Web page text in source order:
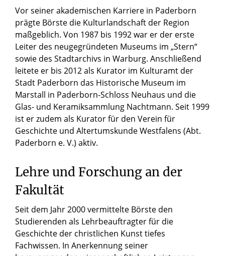
Vor seiner akademischen Karriere in Paderborn
prägte Börste die Kulturlandschaft der Region
maßgeblich. Von 1987 bis 1992 war er der erste
Leiter des neugegründeten Museums im „Stern“
sowie des Stadtarchivs in Warburg. Anschließend
leitete er bis 2012 als Kurator im Kulturamt der
Stadt Paderborn das Historische Museum im
Marstall in Paderborn-Schloss Neuhaus und die
Glas- und Keramiksammlung Nachtmann. Seit 1999
ist er zudem als Kurator für den Verein für
Geschichte und Altertumskunde Westfalens (Abt.
Paderborn e. V.) aktiv.
Lehre und Forschung an der
Fakultät
Seit dem Jahr 2000 vermittelte Börste den
Studierenden als Lehrbeauftragter für die
Geschichte der christlichen Kunst tiefes
Fachwissen. In Anerkennung seiner